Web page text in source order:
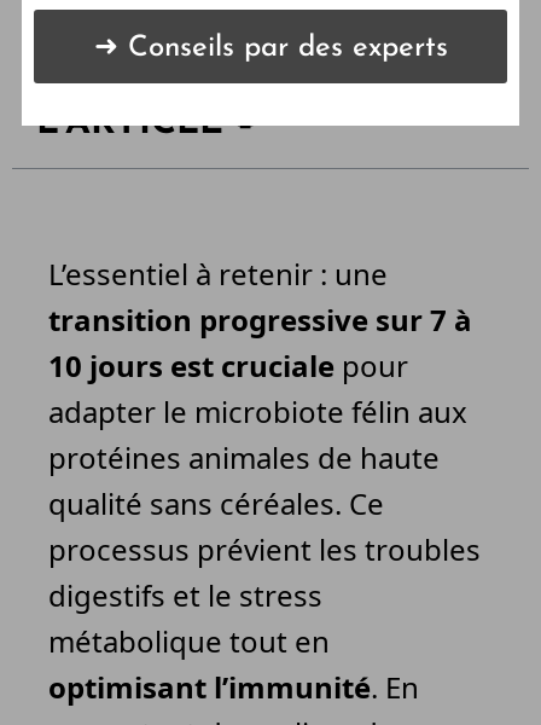
LES POINTS CLÉS DE
L'ARTICLE 🔑
L’essentiel à retenir : une
transition progressive sur 7 à
10 jours est cruciale pour
adapter le microbiote félin aux
protéines animales de haute
qualité sans céréales. Ce
processus prévient les troubles
digestifs et le stress
métabolique tout en
optimisant l’immunité. En